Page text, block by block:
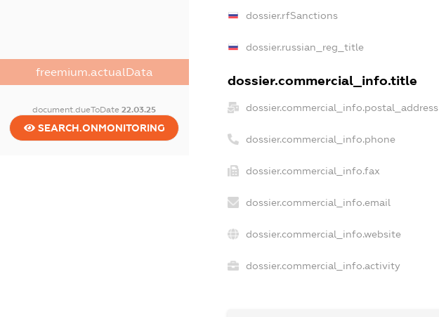
freemium.actualData
document.dueToDate22.03.25
SEARCH.ONMONITORING
dossier.rfSanctions
dossier.russian_reg_title
dossier.commercial_info.title
dossier.commercial_info.postal_address
dossier.commercial_info.phone
dossier.commercial_info.fax
dossier.commercial_info.email
dossier.commercial_info.website
dossier.commercial_info.activity